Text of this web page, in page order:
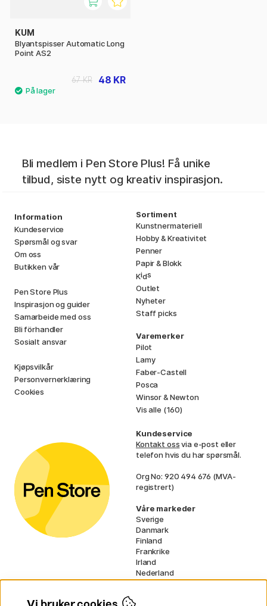
KUM
Blyantspisser Automatic Long
Point AS2
48 KR
67 KR
Bli medlem i Pen Store Plus! Få unike
tilbud, siste nytt og kreativ inspirasjon.
Information
Kundeservice
Spørsmål og svar
Om oss
Butikken vår
Pen Store Plus
Inspirasjon og guider
Samarbeide med oss
Bli förhandler
Sosialt ansvar
Kjøpsvilkår
Personvernerklæring
Cookies
Sortiment
Kunstnermateriell
Hobby & Kreativitet
Penner
Papir & Blokk
Kids
Outlet
Nyheter
Staff picks
Varemerker
Pilot
Lamy
Faber-Castell
Posca
Winsor & Newton
Vis alle (160)
Kundeservice
Kontakt ossvia e-post eller
telefon hvis du har spørsmål.
Org No: 920 494 676 (MVA-
registrert)
Våre markeder
Sverige
Danmark
Finland
Frankrike
Irland
Nederland
Tyskland